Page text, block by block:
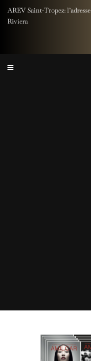
AREV Saint-Tropez:
Riviera